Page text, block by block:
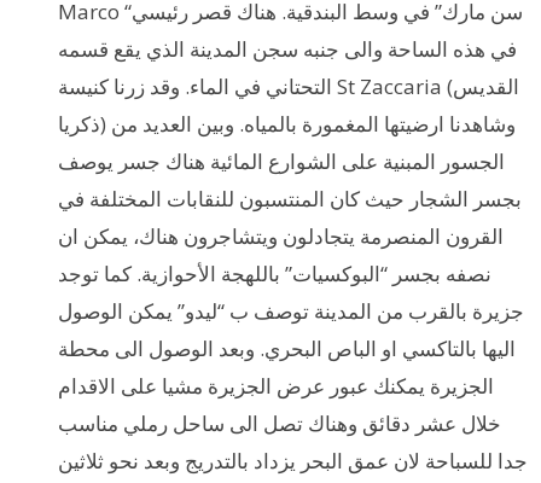
Marco “سن مارك” في وسط البندقية. هناك قصر رئيسي
في هذه الساحة والى جنبه سجن المدينة الذي يقع قسمه
التحتاني في الماء. وقد زرنا كنيسة St Zaccaria (القديس
ذكريا) وشاهدنا ارضيتها المغمورة بالمياه. وبين العديد من
الجسور المبنية على الشوارع المائية هناك جسر يوصف
بجسر الشجار حيث كان المنتسبون للنقابات المختلفة في
القرون المنصرمة يتجادلون ويتشاجرون هناك، يمكن ان
نصفه بجسر “البوكسيات” باللهجة الأحوازية. كما توجد
جزيرة بالقرب من المدينة توصف ب “ليدو” يمكن الوصول
اليها بالتاكسي او الباص البحري. وبعد الوصول الى محطة
الجزيرة يمكنك عبور عرض الجزيرة مشيا على الاقدام
خلال عشر دقائق وهناك تصل الى ساحل رملي مناسب
جدا للسباحة لان عمق البحر يزداد بالتدريج وبعد نحو ثلاثين